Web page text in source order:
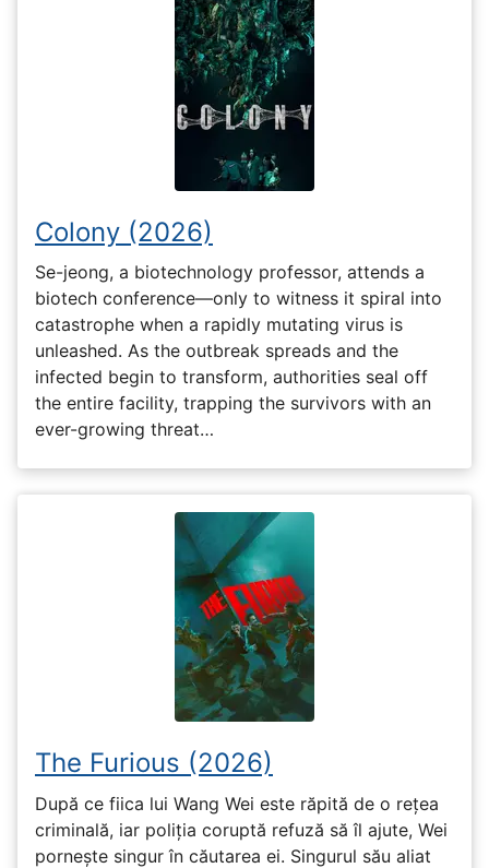
Colony (2026)
Se-jeong, a biotechnology professor, attends a
biotech conference—only to witness it spiral into
catastrophe when a rapidly mutating virus is
unleashed. As the outbreak spreads and the
infected begin to transform, authorities seal off
the entire facility, trapping the survivors with an
ever-growing threat…
The Furious (2026)
După ce fiica lui Wang Wei este răpită de o rețea
criminală, iar poliția coruptă refuză să îl ajute, Wei
pornește singur în căutarea ei. Singurul său aliat